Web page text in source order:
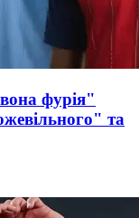
фурія"
та